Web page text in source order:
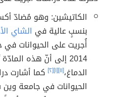
الكاتيشين: وهو مُضادّ
بنسبٍ عالية في الشاي
أُجريت على الحيوانات في
2014 إلى أنّ هذه
الدماغ،[١١] [١] [٢] كما أشارت